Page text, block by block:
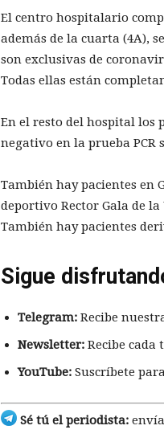
El centro hospitalario
además de la cuarta (4A),
son exclusivas de
Todas ellas están
En el resto del hospital los
negativo en la prueba PCR
También hay pacientes en
deportivo Rector Gala de
También hay pacientes
Sigue
Telegram: Recibe
Newsletter: Recibe
YouTube: Suscríbete
Sé tú el periodista: